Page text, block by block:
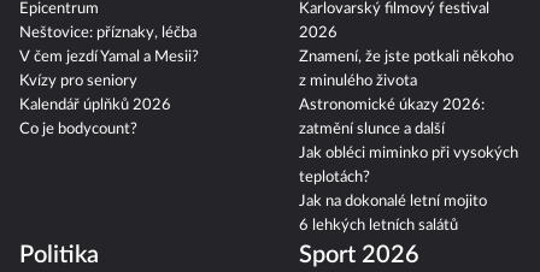
Epicentrum
Neštovice: příznaky, léčba
V čem jezdí Yamal a Mesii?
Kvízy pro seniory
Kalendář úplňků 2026
Co je bodycount?
Karlovarský filmový festival
2026
Znamení, že jste potkali někoho
z minulého života
Astronomické úkazy 2026:
zatmění slunce a další
Jak obléci miminko při vysokých
teplotách?
Jak na dokonalé letní mojito
6 lehkých letních salátů
Politika Sport 2026